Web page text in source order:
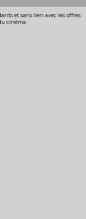
et sans lien avec les offres
cinéma.